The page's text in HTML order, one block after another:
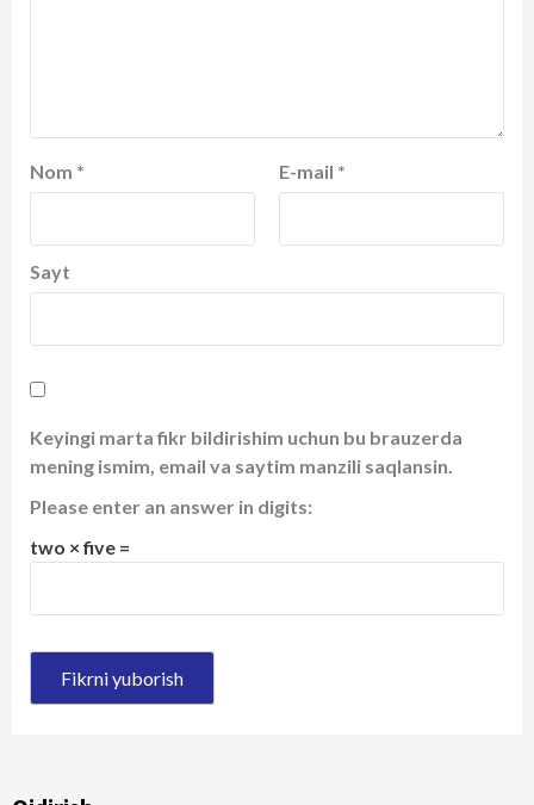
Nom * E-mail *
Sayt
Keyingi marta fikr bildirishim uchun bu brauzerda
mening ismim, email va saytim manzili saqlansin.
Please enter an answer in digits:
two × five =